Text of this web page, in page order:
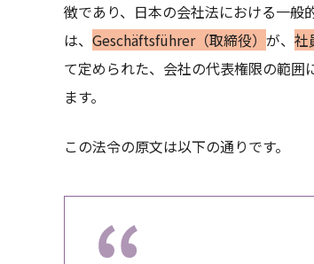
徴であり、日本の会社法における一般
は、 Geschäftsführer（取締役） が、 社
て定められた、会社の代表権限の範
ます。
この法令の原文は以下の通りです。